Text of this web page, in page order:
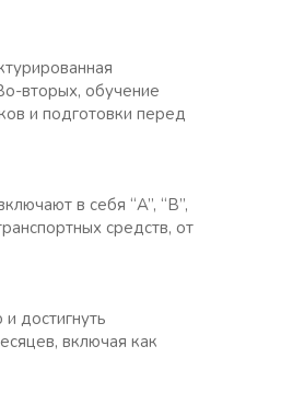
вторых, обучение
и подготовки перед
в себя “A”, “B”,
средств, от
достигнуть
включая как